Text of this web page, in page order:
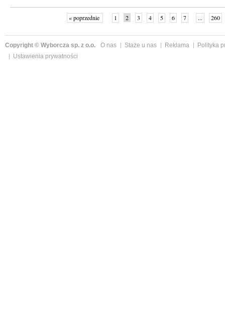
« poprzednie 1 2 3 4 5 6 7 ... 260
Copyright © Wyborcza sp. z o.o. O nas Staże u nas Reklama
Polityka
Ustawienia prywatności